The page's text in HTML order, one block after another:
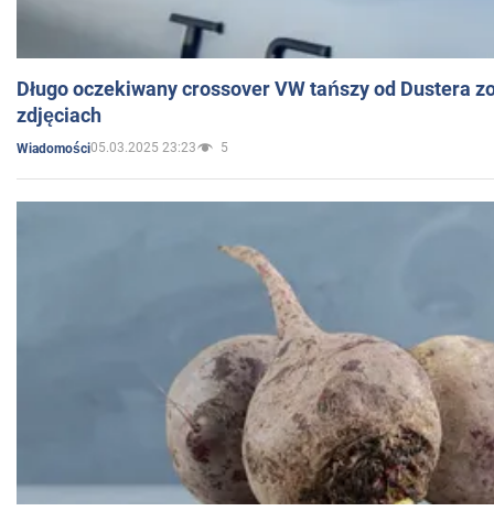
Długo oczekiwany crossover VW tańszy od Dustera
zdjęciach
Wiadomości05.03.2025 23:23 5